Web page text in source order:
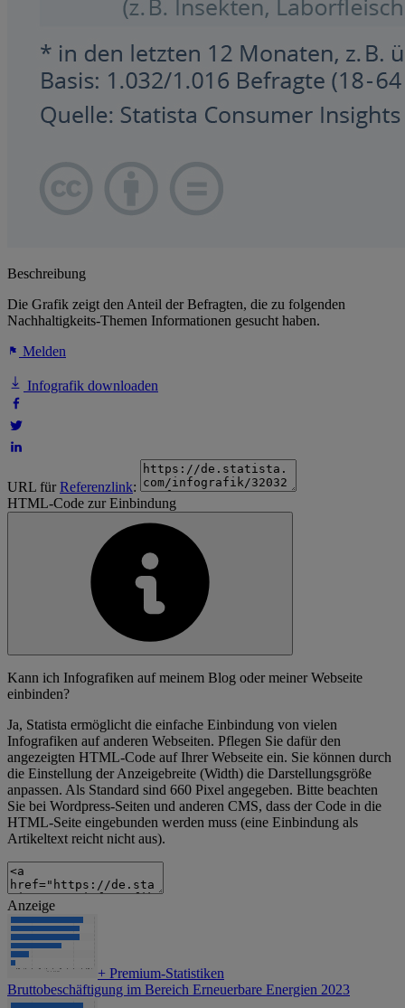
Beschreibung
Die Grafik zeigt den Anteil der Befragten, die zu folgenden
Nachhaltigkeits-Themen Informationen gesucht haben.
Melden
Infografik downloaden
URL fürReferenzlink:
HTML-Code zur Einbindung
Kann ich Infografiken auf meinem Blog oder meiner Webseite
einbinden?
Ja, Statista ermöglicht die einfache Einbindung von vielen
Infografiken auf anderen Webseiten. Pflegen Sie dafür den
angezeigten HTML-Code auf Ihrer Webseite ein. Sie können durch
die Einstellung der Anzeigebreite (Width) die Darstellungsgröße
anpassen. Als Standard sind 660 Pixel angegeben. Bitte beachten
Sie bei Wordpress-Seiten und anderen CMS, dass der Code in die
HTML-Seite eingebunden werden muss (eine Einbindung als
Artikeltext reicht nicht aus).
Anzeige
+ Premium-Statistiken
Bruttobeschäftigung im Bereich Erneuerbare Energien 2023